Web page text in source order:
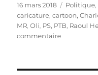
Publié
le
16 mars 2018
caricature,cartoon,
MR,Oli, PS, PTB, Raoul
commentairesur